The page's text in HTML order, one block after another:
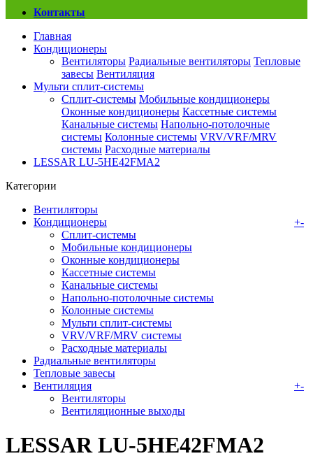
Контакты
Главная
Кондиционеры
Вентиляторы Радиальные вентиляторы Тепловые
завесы Вентиляция
Мульти сплит-системы
Сплит-системы Мобильные кондиционеры
Оконные кондиционеры Кассетные системы
Канальные системы Напольно-потолочные
системы Колонные системы VRV/VRF/MRV
системы Расходные материалы
LESSAR LU-5HE42FMA2
Категории
Вентиляторы
Кондиционеры
+-
Сплит-системы
Мобильные кондиционеры
Оконные кондиционеры
Кассетные системы
Канальные системы
Напольно-потолочные системы
Колонные системы
Мульти сплит-системы
VRV/VRF/MRV системы
Расходные материалы
Радиальные вентиляторы
Тепловые завесы
Вентиляция
+-
Вентиляторы
Вентиляционные выходы
LESSAR LU-5HE42FMA2